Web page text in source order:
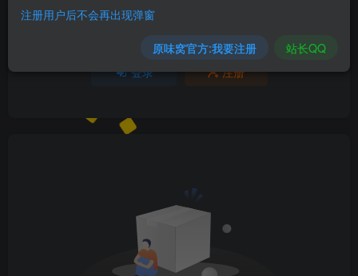
登录 注册
注册用户后不会再出现弹窗
原味窝官方:我要注册 站长QQ